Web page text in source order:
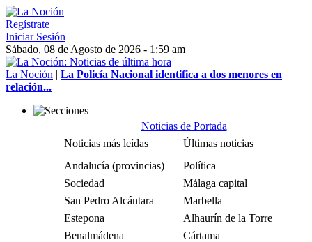
Regístrate
Iniciar Sesión
Sábado, 08 de Agosto de 2026 - 1:59 am
La Noción | La Policía Nacional identifica a dos menores en
relación...
Noticias de Portada
Noticias más leídas
Últimas noticias
Andalucía (provincias)
Política
Sociedad
Málaga capital
San Pedro Alcántara
Marbella
Estepona
Alhaurín de la Torre
Benalmádena
Cártama